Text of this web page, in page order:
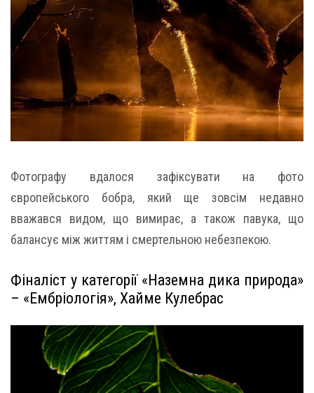
Фотографу вдалося зафіксувати на фото
європейського бобра, який ще зовсім недавно
вважався видом, що вимирає, а також павука, що
балансує між життям і смертельною небезпекою.
Фіналіст у категорії «Наземна дика природа»
– «Ембріологія», Хайме Кулебрас